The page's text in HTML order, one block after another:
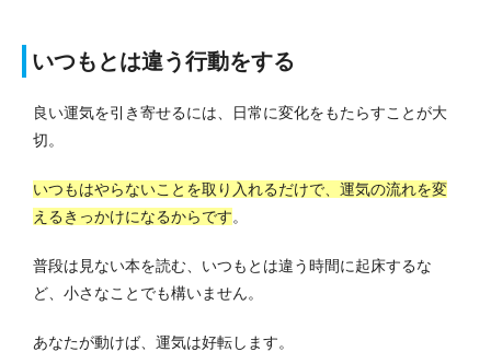
いつもとは違う行動をする
良い運気を引き寄せるには、日常に変化をもたらすことが大
切。
いつもはやらないことを取り入れるだけで、運気の流れを変
えるきっかけになるからです。
普段は見ない本を読む、いつもとは違う時間に起床するな
ど、小さなことでも構いません。
あなたが動けば、運気は好転します。